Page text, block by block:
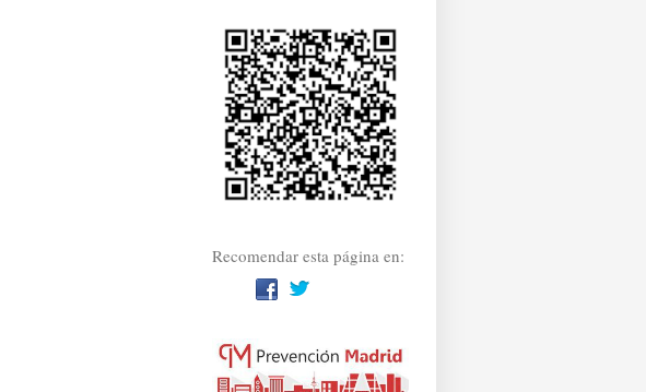
Recomendar esta página en: